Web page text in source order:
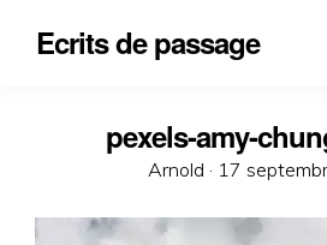
Ecrits de passage
pexels-amy-
Arnold · Posted
17